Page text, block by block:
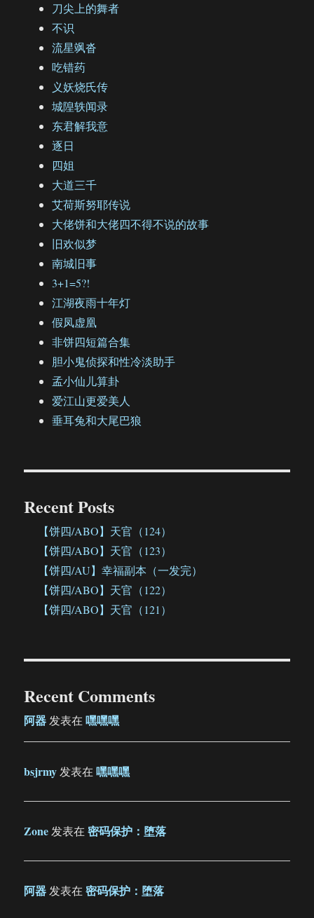
刀尖上的舞者
不识
流星飒沓
吃错药
义妖烧氏传
城隍轶闻录
东君解我意
逐日
四姐
大道三千
艾荷斯努耶传说
大佬饼和大佬四不得不说的故事
旧欢似梦
南城旧事
3+1=5?!
江湖夜雨十年灯
假凤虚凰
非饼四短篇合集
胆小鬼侦探和性冷淡助手
孟小仙儿算卦
爱江山更爱美人
垂耳兔和大尾巴狼
Recent Posts
【饼四/ABO】天官（124）
【饼四/ABO】天官（123）
【饼四/AU】幸福副本（一发完）
【饼四/ABO】天官（122）
【饼四/ABO】天官（121）
Recent Comments
阿器发表在嘿嘿嘿
bsjrmy发表在嘿嘿嘿
Zone发表在密码保护：堕落
阿器发表在密码保护：堕落